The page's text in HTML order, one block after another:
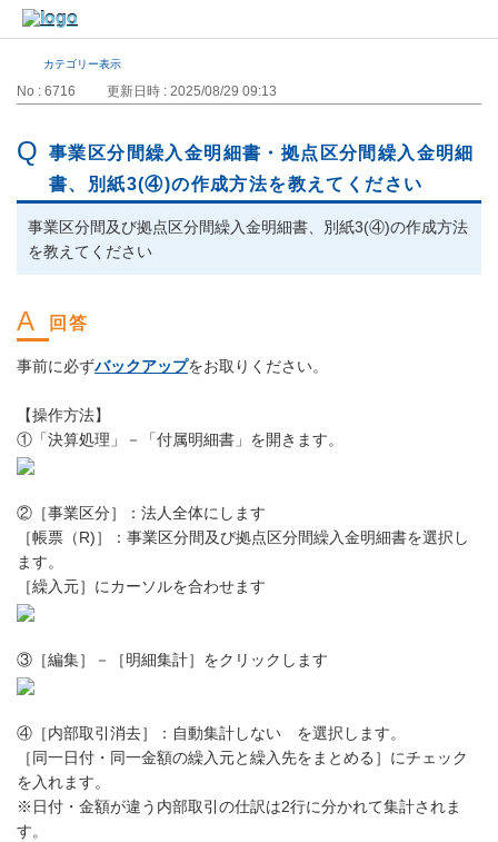
カテゴリー表示
No : 6716 更新日時 : 2025/08/29 09:13
事業区分間繰入金明細書・拠点区分間繰入金明細
書、別紙3(④)の作成方法を教えてください
事業区分間及び拠点区分間繰入金明細書、別紙3(④)の作成方法
を教えてください
事前に必ずバックアップをお取りください。
【操作方法】
①「決算処理」－「付属明細書」を開きます。
②［事業区分］：法人全体にします
［帳票（R)］：事業区分間及び拠点区分間繰入金明細書を選択し
ます。
［繰入元］にカーソルを合わせます
③［編集］－［明細集計］をクリックします
④［内部取引消去］：自動集計しない を選択します。
［同一日付・同一金額の繰入元と繰入先をまとめる］にチェック
を入れます。
※日付・金額が違う内部取引の仕訳は2行に分かれて集計されま
す。